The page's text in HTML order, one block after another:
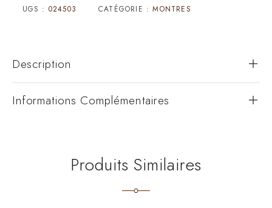
UGS : 024503 CATÉGORIE :MONTRES
Description
Informations Complémentaires
Produits Similaires